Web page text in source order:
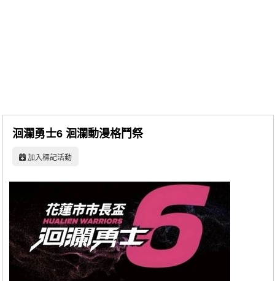
繪圖藝廊
交流中心
攤位轉讓區
會員功能選單
會員中心
註冊會員
登入
洄瀾勇士6 洄瀾動漫格鬥祭
加入標記活動